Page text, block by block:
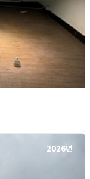
2026년